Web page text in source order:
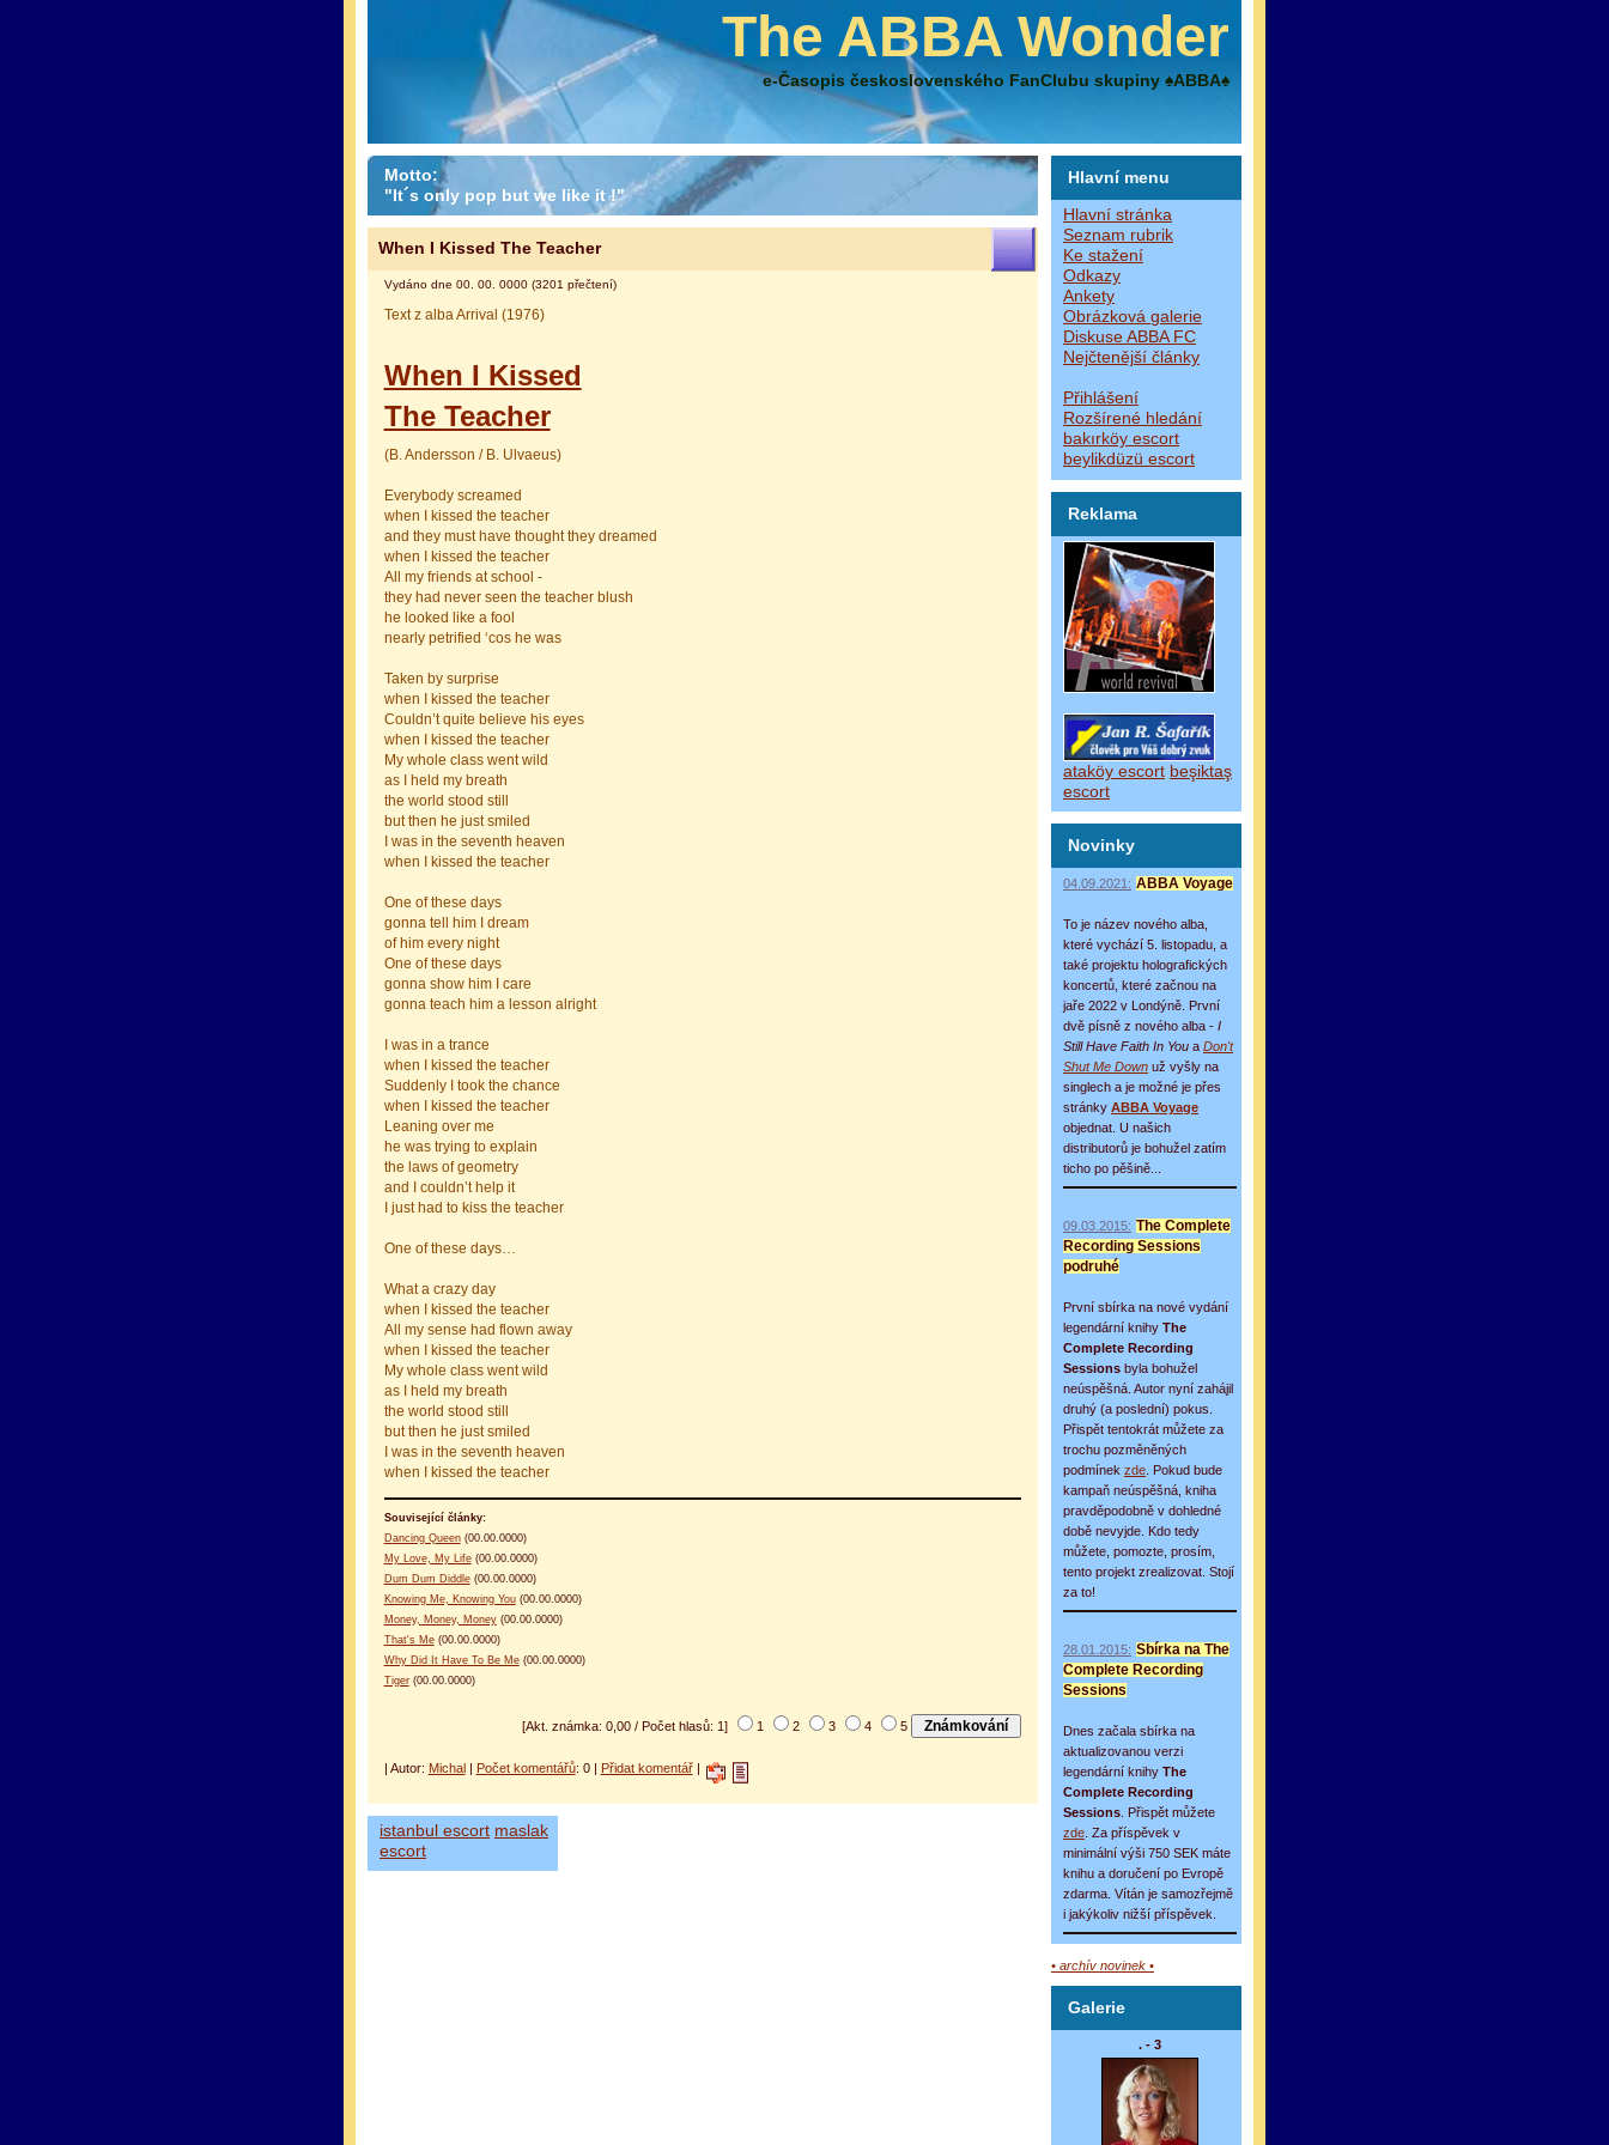
The ABBA Wonder
e-Časopis československého FanClubu skupiny ♠ABBA♠
Hlavní menu
Hlavní stránka
Seznam rubrik
Ke stažení
Odkazy
Ankety
Obrázková galerie
Diskuse ABBA FC
Nejčtenější články
Přihlášení
Rozšírené hledání
bakırköy escort
beylikdüzü escort
Reklama
ataköy escort beşiktaş
escort
Novinky
04.09.2021: ABBA Voyage
To je název nového alba,
které vychází 5. listopadu, a
také projektu holografických
koncertů, které začnou na
jaře 2022 v Londýně. První
dvě písně z nového alba - I
Still Have Faith In You a Don't
Shut Me Down už vyšly na
singlech a je možné je přes
stránky ABBA Voyage
objednat. U našich
distributorů je bohužel zatím
ticho po pěšině...
09.03.2015: The Complete
Recording Sessions
podruhé
První sbírka na nové vydání
legendární knihy The
Complete Recording
Sessions byla bohužel
neúspěšná. Autor nyní zahájil
druhý (a poslední) pokus.
Přispět tentokrát můžete za
trochu pozměněných
podmínek zde . Pokud bude
kampaň neúspěšná, kniha
pravděpodobně v dohledné
době nevyjde. Kdo tedy
můžete, pomozte, prosím,
tento projekt zrealizovat. Stojí
za to!
28.01.2015: Sbírka na The
Complete Recording
Sessions
Dnes začala sbírka na
aktualizovanou verzi
legendární knihy The
Complete Recording
Sessions . Přispět můžete
zde . Za příspěvek v
minimální výši 750 SEK máte
knihu a doručení po Evropě
zdarma. Vítán je samozřejmě
i jakýkoliv nižší příspěvek.
• archív novinek •
Galerie
. - 3
Motto:
"It´s only pop but we like it !"
When I Kissed The Teacher
Vydáno dne 00. 00. 0000 (3201 přečtení)
Text z alba Arrival (1976)
When I Kissed
The Teacher
(B. Andersson / B. Ulvaeus)
Everybody screamed
when I kissed the teacher
and they must have thought they dreamed
when I kissed the teacher
All my friends at school -
they had never seen the teacher blush
he looked like a fool
nearly petrified ‘cos he was
Taken by surprise
when I kissed the teacher
Couldn’t quite believe his eyes
when I kissed the teacher
My whole class went wild
as I held my breath
the world stood still
but then he just smiled
I was in the seventh heaven
when I kissed the teacher
One of these days
gonna tell him I dream
of him every night
One of these days
gonna show him I care
gonna teach him a lesson alright
I was in a trance
when I kissed the teacher
Suddenly I took the chance
when I kissed the teacher
Leaning over me
he was trying to explain
the laws of geometry
and I couldn’t help it
I just had to kiss the teacher
One of these days…
What a crazy day
when I kissed the teacher
All my sense had flown away
when I kissed the teacher
My whole class went wild
as I held my breath
the world stood still
but then he just smiled
I was in the seventh heaven
when I kissed the teacher
Související články:
Dancing Queen(00.00.0000)
My Love, My Life(00.00.0000)
Dum Dum Diddle(00.00.0000)
Knowing Me, Knowing You(00.00.0000)
Money, Money, Money(00.00.0000)
That's Me(00.00.0000)
Why Did It Have To Be Me(00.00.0000)
Tiger(00.00.0000)
[Akt. známka: 0,00 / Počet hlasů: 1] 1 2 3 4 5
| Autor: Michal| Počet komentářů: 0 | Přidat komentář|
istanbul escort maslak
escort